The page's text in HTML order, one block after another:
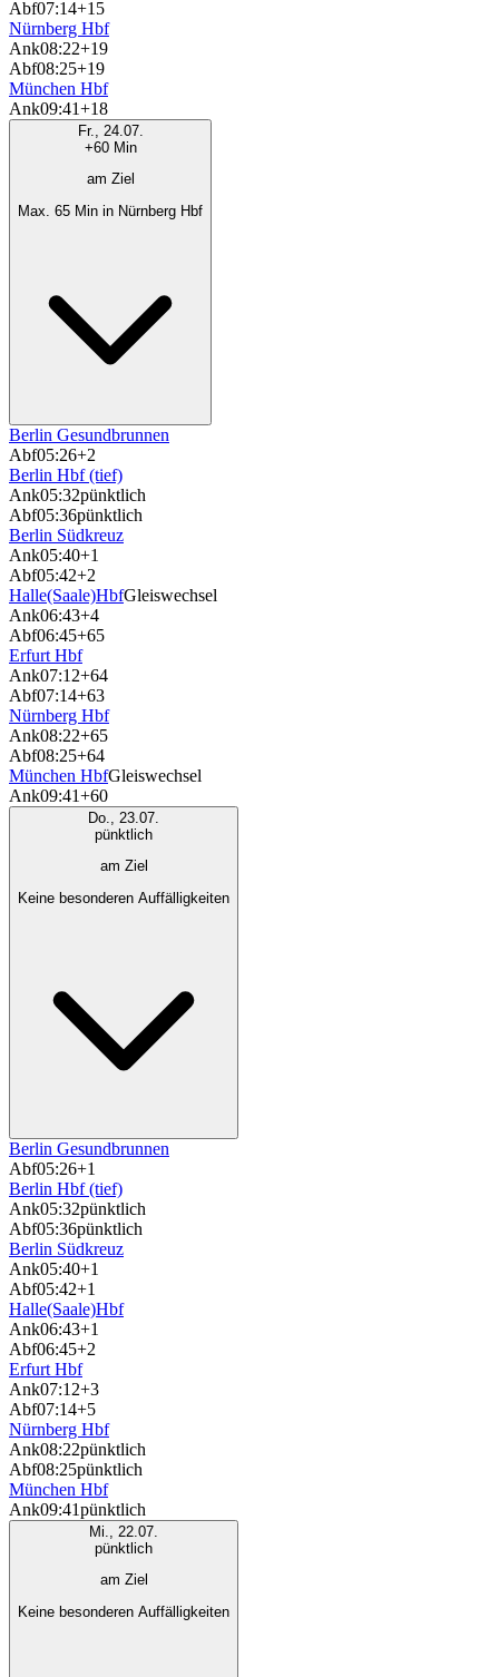
Abf07:14+15
Nürnberg Hbf
Ank08:22+19
Abf08:25+19
München Hbf
Ank09:41+18
Fr., 24.07.
+60 Min
am Ziel
Max. 65 Min in Nürnberg Hbf
Berlin Gesundbrunnen
Abf05:26+2
Berlin Hbf (tief)
Ank05:32pünktlich
Abf05:36pünktlich
Berlin Südkreuz
Ank05:40+1
Abf05:42+2
Halle(Saale)HbfGleiswechsel
Ank06:43+4
Abf06:45+65
Erfurt Hbf
Ank07:12+64
Abf07:14+63
Nürnberg Hbf
Ank08:22+65
Abf08:25+64
München HbfGleiswechsel
Ank09:41+60
Do., 23.07.
pünktlich
am Ziel
Keine besonderen Auffälligkeiten
Berlin Gesundbrunnen
Abf05:26+1
Berlin Hbf (tief)
Ank05:32pünktlich
Abf05:36pünktlich
Berlin Südkreuz
Ank05:40+1
Abf05:42+1
Halle(Saale)Hbf
Ank06:43+1
Abf06:45+2
Erfurt Hbf
Ank07:12+3
Abf07:14+5
Nürnberg Hbf
Ank08:22pünktlich
Abf08:25pünktlich
München Hbf
Ank09:41pünktlich
Mi., 22.07.
pünktlich
am Ziel
Keine besonderen Auffälligkeiten